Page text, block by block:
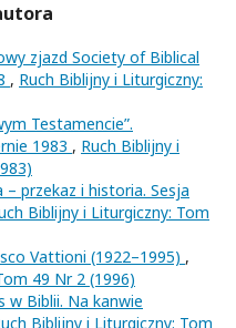
zjazd Society of Biblical
, Ruch Biblijny i Liturgiczny:
Testamencie”.
1983 , Ruch Biblijny i
– przekaz i historia. Sesja
Biblijny i Liturgiczny: Tom
Vattioni (1922–1995) ,
49 Nr 2 (1996)
w Biblii. Na kanwie
Biblijny i Liturgiczny: Tom